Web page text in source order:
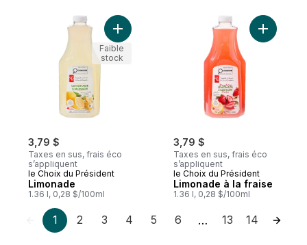
3,79 $
Taxes en sus, frais éco
s’appliquent
le Choix du Président
Limonade
1.36 l, 0,28 $/100ml
Ajouter Limonade au panier
Faible
stock
3,79 $
Taxes en sus, frais éco
s’appliquent
le Choix du Président
Limonade à la fraise
1.36 l, 0,28 $/100ml
Ajouter
1 2 3 4 5 6 … 13 14